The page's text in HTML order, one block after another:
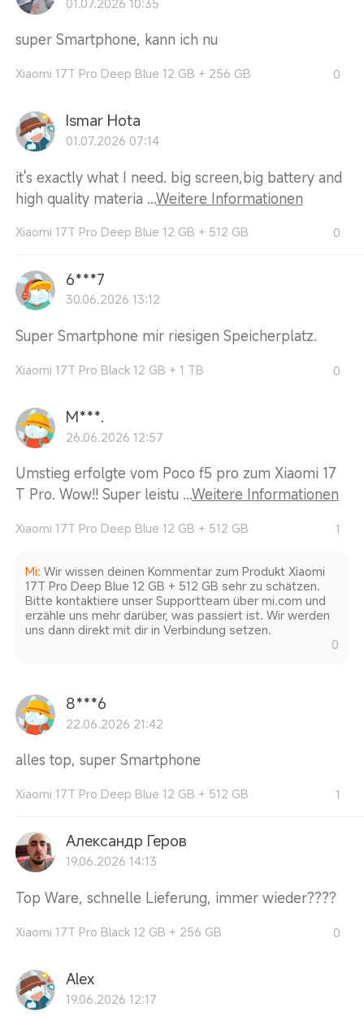
super Smartphone, kann ich nu
Xiaomi 17T Pro Deep Blue 12 GB + 256 GB 0
Ismar Hota
01.07.2026 07:14
it's exactly what I need. big screen,big battery and
high quality materia ...Weitere Informationen
Xiaomi 17T Pro Deep Blue 12 GB + 512 GB 0
6***7
30.06.2026 13:12
Super Smartphone mir riesigen Speicherplatz.
Xiaomi 17T Pro Black 12 GB + 1 TB 0
M***.
26.06.2026 12:57
Umstieg erfolgte vom Poco f5 pro zum Xiaomi 17
T Pro. Wow!! Super leistu ...Weitere Informationen
Xiaomi 17T Pro Deep Blue 12 GB + 512 GB 1
Mi: Wir wissen deinen Kommentar zum Produkt Xiaomi
17T Pro Deep Blue 12 GB + 512 GB sehr zu schätzen.
Bitte kontaktiere unser Supportteam über mi.com und
erzähle uns mehr darüber, was passiert ist. Wir werden
uns dann direkt mit dir in Verbindung setzen.
0
8***6
22.06.2026 21:42
alles top, super Smartphone
Xiaomi 17T Pro Deep Blue 12 GB + 512 GB 1
Александр Геров
19.06.2026 14:13
Top Ware, schnelle Lieferung, immer wieder????
Xiaomi 17T Pro Black 12 GB + 256 GB 0
Alex
19.06.2026 12:17